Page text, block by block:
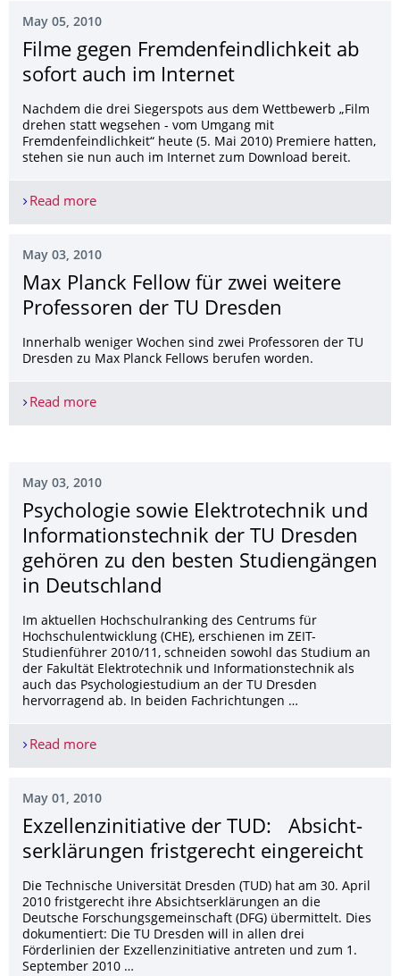
May 05, 2010
Filme gegen Fremdenfeindlich­keit ab
sofort auch im Internet
Nachdem die drei Siegerspots aus dem Wettbewerb „Film
drehen statt wegsehen - vom Umgang mit
Fremdenfeindlichkeit“ heute (5. Mai 2010) Premiere hatten,
stehen sie nun auch im Internet zum Download bereit.
Read moreFilme gegen Fremdenfeindlichkeit ab sofort
May 03, 2010
Max Planck Fellow für zwei weitere
Professoren der TU Dresden
Innerhalb weniger Wochen sind zwei Professoren der TU
Dresden zu Max Planck Fellows berufen worden.
Read moreMax Planck Fellow für zwei weitere Professoren
May 03, 2010
Psychologie sowie Elektrotechnik und
Informationstech­nik der TU Dresden
gehören zu den besten Studiengängen
in Deutschland
Im aktuellen Hochschulranking des Centrums für
Hochschulentwicklung (CHE), erschienen im ZEIT-
Studienführer 2010/11, schneiden sowohl das Studium an
der Fakultät Elektrotechnik und Informationstechnik als
auch das Psychologiestudium an der TU Dresden
hervorragend ab. In beiden Fachrichtungen …
Read morePsychologie sowie Elektrotechnik und
May 01, 2010
Exzellenzinitiat­ive der TUD: Absicht­
serklärungen fristgerecht eingereicht
Die Technische Universität Dresden (TUD) hat am 30. April
2010 fristgerecht ihre Absichtserklärungen an die
Deutsche Forschungsgemeinschaft (DFG) übermittelt. Dies
dokumentiert: Die TU Dresden will in allen drei
Förderlinien der Exzellenzinitiative antreten und zum 1.
September 2010 …